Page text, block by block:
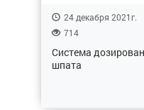
24 декабря 2021г.
714
Система
шпата